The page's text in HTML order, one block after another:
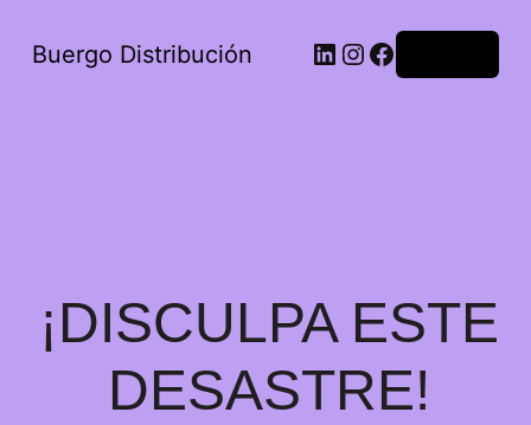
Buergo Distribución
¡DISCULPA ESTE
DESASTRE!